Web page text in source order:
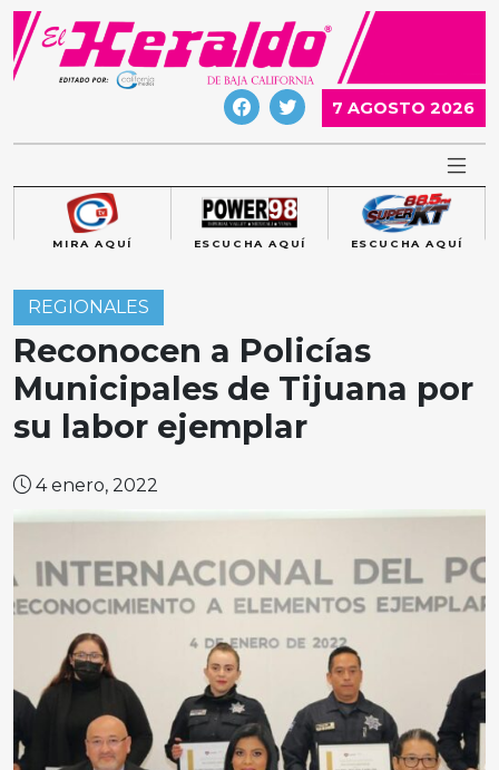
Skip
content
7 AGOSTO 2026
MIRA AQUÍ ESCUCHA AQUÍ ESCUCHA AQUÍ
REGIONALES
Reconocen a Policías
Municipales de Tijuana por
su labor ejemplar
4 enero, 2022